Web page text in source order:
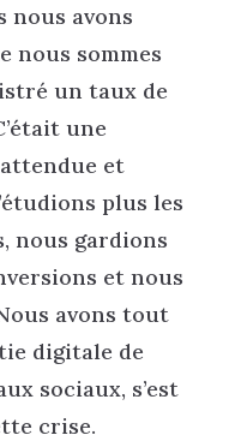
nous avons
nous sommes
un taux de
une
et
plus les
nous gardions
et nous
avons tout
digitale de
sociaux, s’est
crise.